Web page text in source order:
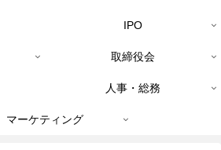
IPO
取締役会
人事・総務
マーケティング